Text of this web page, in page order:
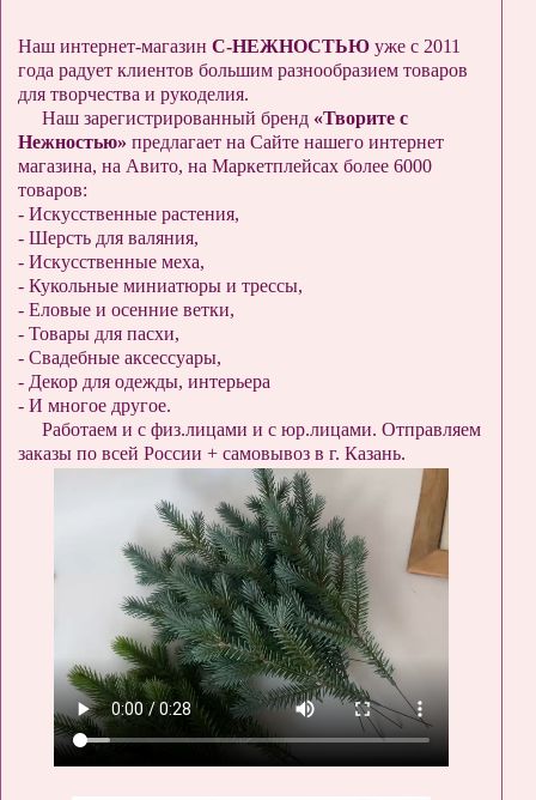
Наш интернет-магазин С-НЕЖНОСТЬЮ уже с 2011
года радует клиентов большим разнообразием товаров
для творчества и рукоделия.
Наш зарегистрированный бренд «Творите с
Нежностью» предлагает на Сайте нашего интернет
магазина, на Авито, на Маркетплейсах более 6000
товаров:
- Искусственные растения,
- Шерсть для валяния,
- Искусственные меха,
- Кукольные миниатюры и трессы,
- Еловые и осенние ветки,
- Товары для пасхи,
- Свадебные аксессуары,
- Декор для одежды, интерьера
- И многое другое.
Работаем и с физ.лицами и с юр.лицами. Отправляем
заказы по всей России + самовывоз в г. Казань.